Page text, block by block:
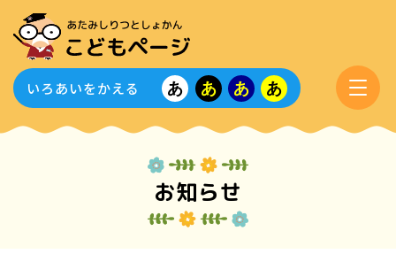
いろあいをかえる あ あ あ あ
お知らせ